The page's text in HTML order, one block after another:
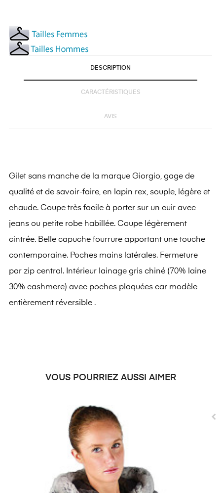
DESCRIPTION
CARACTÉRISTIQUES
AVIS
Gilet sans manche de la marque Giorgio, gage de
qualité et de savoir-faire, en lapin rex, souple, légère et
chaude. Coupe très facile à porter sur un cuir avec
jeans ou petite robe habillée. Coupe légèrement
cintrée. Belle capuche fourrure apportant une touche
contemporaine. Poches mains latérales. Fermeture
par zip central. Intérieur lainage gris chiné (70% laine
30% cashmere) avec poches plaquées car modèle
entièrement réversible .
VOUS POURRIEZ AUSSI AIMER